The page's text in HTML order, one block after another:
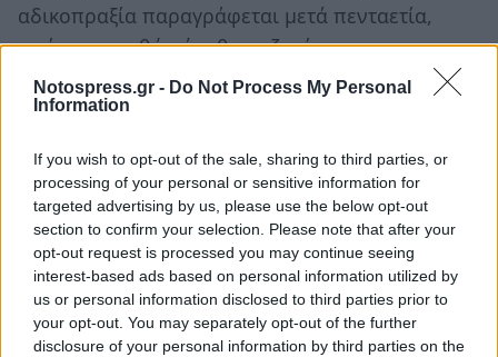
Notospress.gr - Do Not Process My Personal
Information
If you wish to opt-out of the sale, sharing to third parties, or
processing of your personal or sensitive information for
targeted advertising by us, please use the below opt-out
section to confirm your selection. Please note that after your
opt-out request is processed you may continue seeing
interest-based ads based on personal information utilized by
us or personal information disclosed to third parties prior to
your opt-out. You may separately opt-out of the further
disclosure of your personal information by third parties on the
αδικοπραξία παραγράφεται μετά πενταετία,
αφότου ο παθών έμαθε τη ζημία και τον
υπόχρεο σε αποζημίωση, σε κάθε όμως
περίπτωση η απαίτηση παραγράφεται μετά την
αδικοπραξία αποτελεί συνάμα κολάσιμη πράξη
που κατά τον ποινικό νόμο υπόκειται σε
μακρότερη παραγραφή, αυτή ισχύει και για την
απαίτηση αποζημίωσης".
Κατ’ άρθρο 298 ΑΚ η αποζημίωση περιλαμβάνει
τη μείωση της περιουσίας του δανειστή (θετική